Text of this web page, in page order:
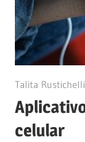
17/06/2024
Talita Rustichelli
celular